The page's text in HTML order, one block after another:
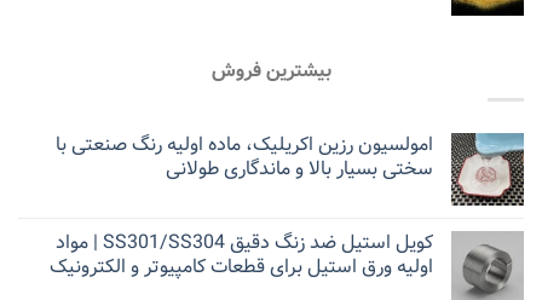
بیشترین فروش
امولسیون رزین اکریلیک، ماده اولیه رنگ صنعتی با
سختی بسیار بالا و ماندگاری طولانی
کویل استیل ضد زنگ دقیق SS301/SS304 | مواد
اولیه ورق استیل برای قطعات کامپیوتر و الکترونیک